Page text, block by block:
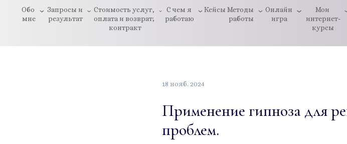
Обо
мне
Запросы и
результат
Стоимость услуг,
оплата и возврат;
контракт
С чем я
работаю
Кейсы Методы
работы
Онлайн
игра
Мои
интернет-
курсы
18 нояб. 2024
Применение гипноза для
проблем.